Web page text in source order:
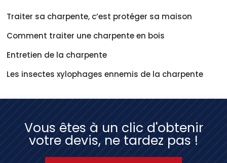
Traiter sa charpente, c’est protéger sa maison
Comment traiter une charpente en bois
Entretien de la charpente
Les insectes xylophages ennemis de la charpente
Vous êtes à un clic d'obtenir
votre devis, ne tardez pas !